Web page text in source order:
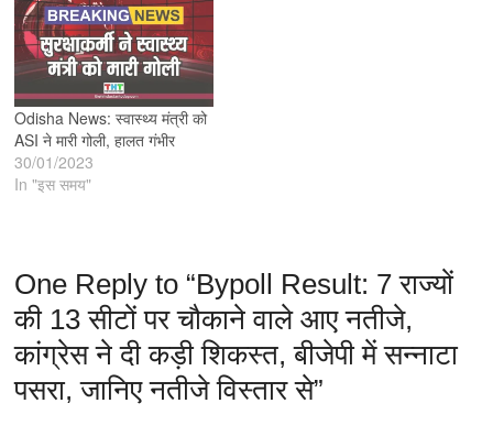
Odisha News: स्वास्थ्य मंत्री को
ASI ने मारी गोली, हालत गंभीर
30/01/2023
In "इस समय"
One Reply to “Bypoll Result: 7 राज्यों
की 13 सीटों पर चौकाने वाले आए नतीजे,
कांग्रेस ने दी कड़ी शिकस्त, बीजेपी में सन्नाटा
पसरा, जानिए नतीजे विस्तार से”